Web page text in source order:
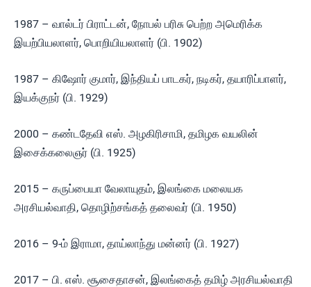
1987 – வால்டர் பிராட்டன், நோபல் பரிசு பெற்ற அமெரிக்க
இயற்பியலாளர், பொறியியலாளர் (பி. 1902)
1987 – கிஷோர் குமார், இந்தியப் பாடகர், நடிகர், தயாரிப்பாளர்,
இயக்குநர் (பி. 1929)
2000 – கண்டதேவி எஸ். அழகிரிசாமி, தமிழக வயலின்
இசைக்கலைஞர் (பி. 1925)
2015 – கருப்பையா வேலாயுதம், இலங்கை மலையக
அரசியல்வாதி, தொழிற்சங்கத் தலைவர் (பி. 1950)
2016 – 9-ம் இராமா, தாய்லாந்து மன்னர் (பி. 1927)
2017 – பி. எஸ். சூசைதாசன், இலங்கைத் தமிழ் அரசியல்வாதி